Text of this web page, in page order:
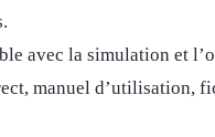
avec la simulation et
manuel d’utilisation,